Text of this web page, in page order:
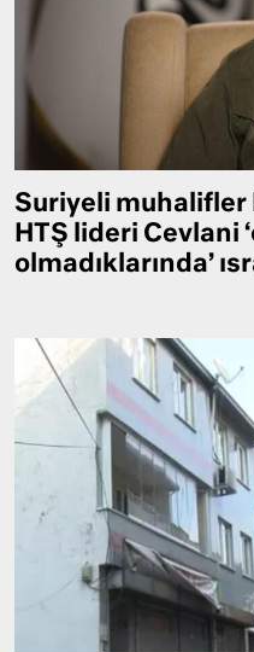
Suriyeli muhalifler
HTŞ lideri Cevlani
olmadıklarında’